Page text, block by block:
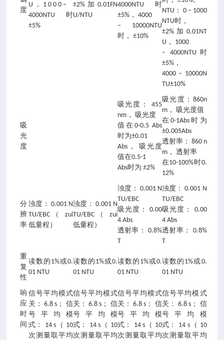
度
U ， 1 0 0 0 –
4000NTU时
±5%
±2%加0.01FN
U/NTU
4000NTU时
±5%， 4000
– 10000NTU
时， ±10%
NTU： 0 – 1000
NTU时，
±2%加0.01NT
U， 1000
– 4000NTU时
±5%，
4000 – 10000N
TU±10%
吸
光
度
吸光度： 455
nm， 吸光度
值在0-0.5 Abs
时为±0.01
Abs， 吸光度
值在0.5-1
Abs时为 ±2%
吸光度：860n
m， 吸光度值
在0-1Abs时为
±0.005Abs
透射率： 860 n
m， 透射率
在10-100%时0.
12%
分
辨
率
浊度： 0.001 N
TU/EBC（ zui
低量程）
浊度： 0.001 N
TU/EBC（ zui
低量程）
浊度： 0.001 N
TU/EBC
吸光度： 0.00
4 Abs
透射率： 0.8%
T
浊度： 0.001 N
TU/EBC
吸光度： 0.00
4 Abs
透射率： 0.8%
T
重
复
性
读数的1%或0.
01 NTU
读数的1%或0.
01 NTU
读数的1%或0.
01 NTU
读数的1%或0.
01 NTU
响
应
时
间
信号平均模式
关： 6.8 s； 信
号平均模
式： 14 s（ 10
次测量取平均
信号平均模式
关： 6.8 s； 信
号平均模
式： 14 s（ 10
次测量取平均
信号平均模式
关： 6.8 s； 信
号平均模
式： 14 s（ 10
次测量取平均
信号平均模式
关： 6.8 s； 信
号平均模
式： 14 s（ 10
次测量取平均